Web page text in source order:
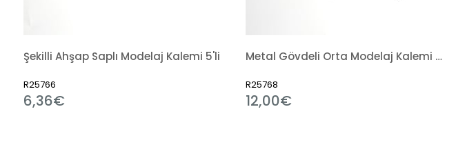
Şekilli Ahşap Saplı Modelaj Kalemi 5'li
R25766
6,36€
Metal Gövdeli Orta Modelaj Kalemi 6'lı Set
R25768
12,00€